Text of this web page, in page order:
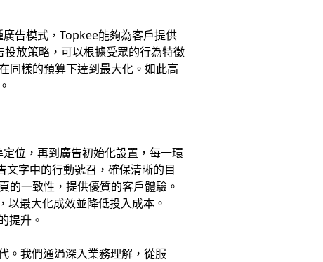
告模式，Topkee能夠為客戶提供
放策略，可以根據受眾的行為特徵
同樣的預算下達到最大化。如此高
位，再到廣告初始化設置，每一環
字中的行動號召，確保清晰的目
的一致性，提供優質的客戶體驗。
以最大化成效並降低投入成本。
提升。
。我們通過深入業務理解，從服